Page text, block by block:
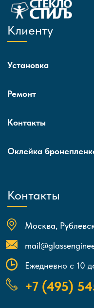
Клиенту
Установка
Ремонт
Контакты
Оклейка
Контакты
Москва,
Ежедневно с 10
+7 (495)